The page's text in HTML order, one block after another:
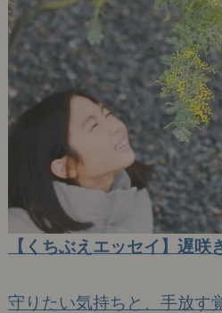
【くちぶえエッセイ】遅
守りたい気持ちと、手放す